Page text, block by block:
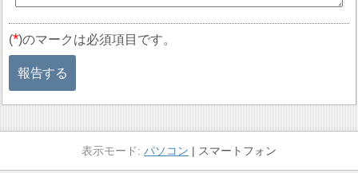
(*)のマークは必須項目です。
報告する
パソコン スマートフォン